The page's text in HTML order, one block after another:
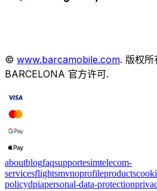
© www.barcamobile.com. 版权所
BARCELONA 官方许可.
aboutblogfaqsupportesimtelecom-
servicesflightsmvnoprofileproducts
policydpiapersonal-data-protection